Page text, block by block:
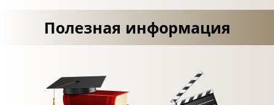
Полезная информация